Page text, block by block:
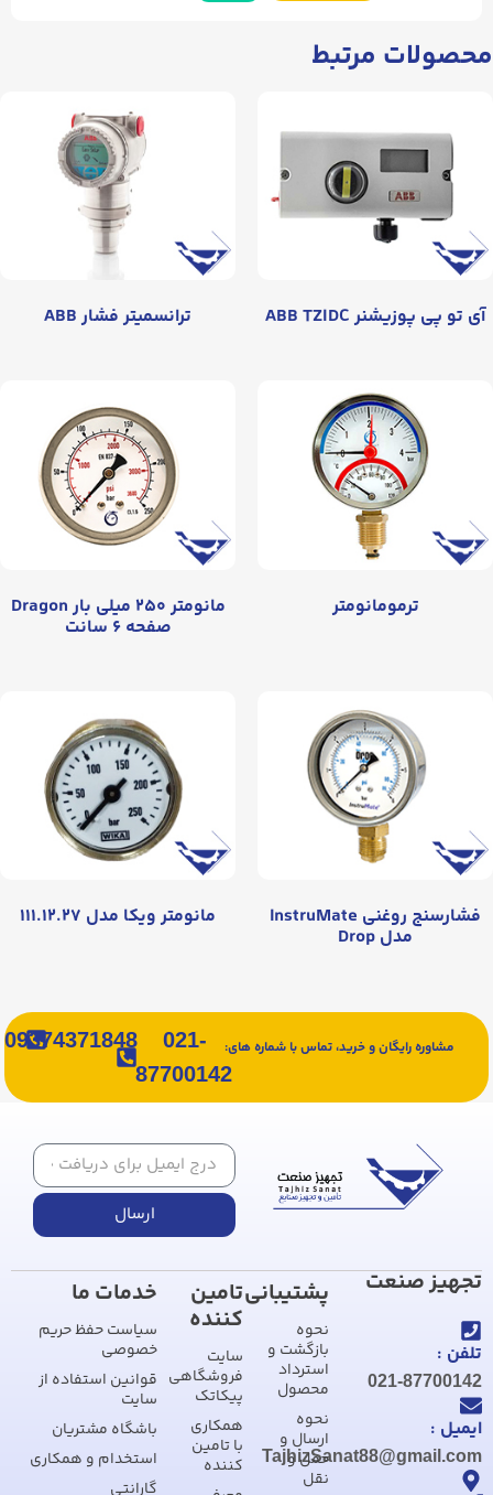
محصولات مرتبط
آی تو پی پوزیشنر ABB TZIDC ترانسمیتر فشار ABB
ترمومانومتر مانومتر ۲۵۰ میلی بار Dragon
صفحه ۶ سانت
فشارسنج روغنی InstruMate
مدل Drop
مانومتر ویکا مدل ۱۱۱.۱۲.۲۷
مشاوره رایگان و خرید، تماس با شماره های:
021-
87700142
09374371848
ارسال
تجهیز صنعت
تلفن :
021-87700142
ایمیل :
TajhizSanat88@gmail.com
پشتیبانی
نحوه
بازگشت و
استرداد
محصول
نحوه
ارسال و
حمل و
نقل
تامین
کننده
سایت
فروشگاهی
پیکاتک
همکاری
با تامین
کننده
خدمات ما
سیاست حفظ حریم
خصوصی
قوانین استفاده از
سایت
باشگاه مشتریان
استخدام و همکاری
گارانتی